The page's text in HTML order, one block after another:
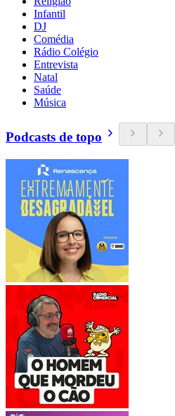
Infantil
DJ
Comédia
Rádio Colégio
Entrevista
Natal
Saúde
Música
Podcasts de topo